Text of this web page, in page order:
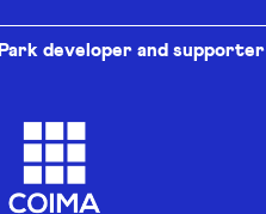
Park developer and supporter